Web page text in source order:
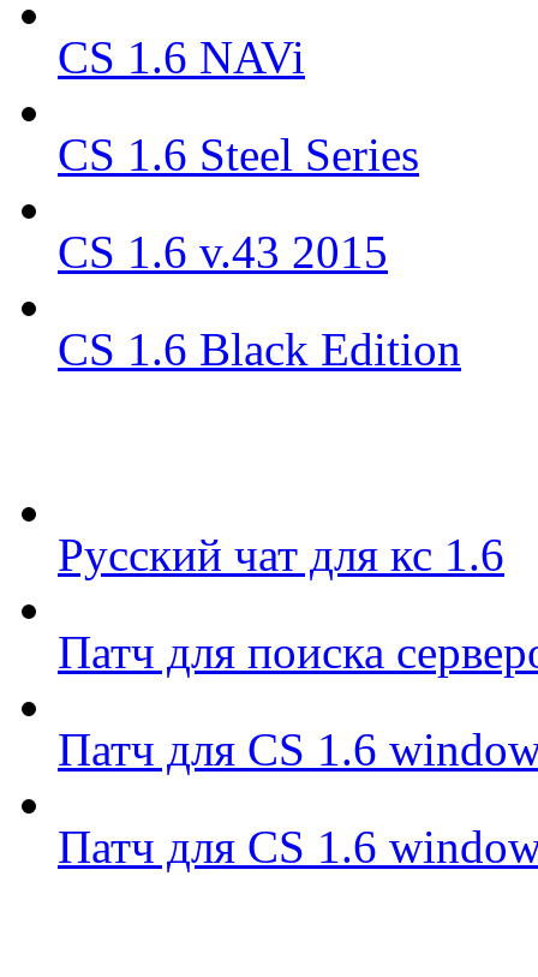
CS 1.6 NAVi
CS 1.6 Steel Series
CS 1.6 v.43 2015
CS 1.6 Black Edition
Русский чат для кс 1.6
Патч для поиска
Патч для CS 1.6
Патч для CS 1.6